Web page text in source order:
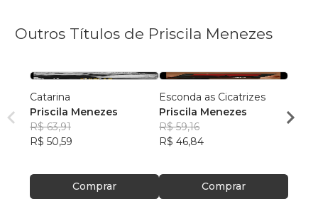
Outros Títulos de Priscila Menezes
Catarina
Priscila Menezes
R$ 63,91
R$ 50,59
Comprar
Esconda as Cicatrizes
Priscila Menezes
R$ 59,16
R$ 46,84
Comprar
ainda